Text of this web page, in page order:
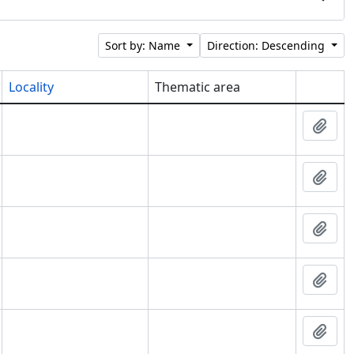
Sort by: Name Direction: Descending
Locality
Thematic area